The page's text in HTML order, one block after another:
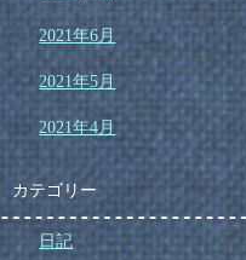
2021年6月
2021年5月
2021年4月
カテゴリー
日記